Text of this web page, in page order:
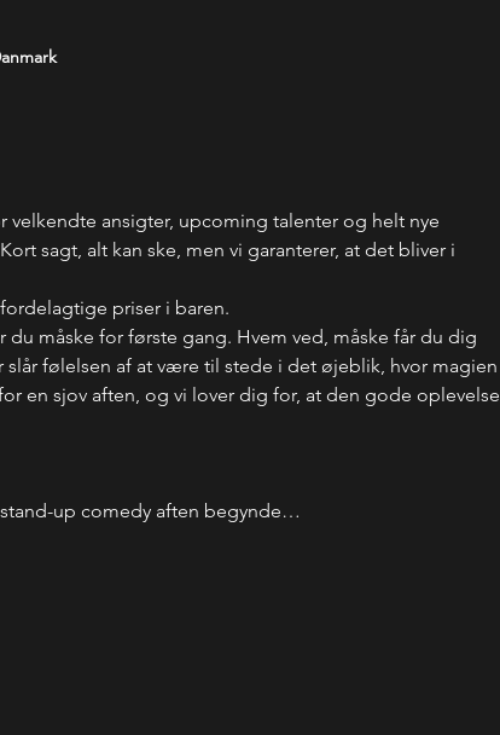
velkendte ansigter, upcoming talenter og helt nye
sagt, alt kan ske, men vi garanterer, at det bliver i
priser i baren.
måske for første gang. Hvem ved, måske får du dig
følelsen af at være til stede i det øjeblik, hvor magien
en sjov aften, og vi lover dig for, at den gode oplevelse
up comedy aften begynde…